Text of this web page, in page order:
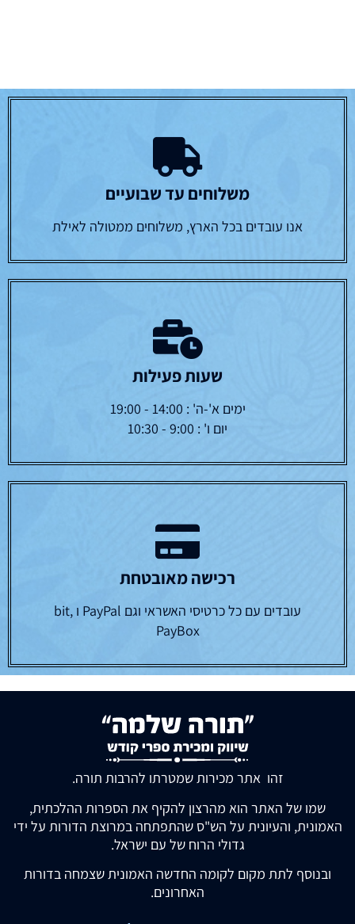
משלוחים עד שבועיים
אנו עובדים בכל הארץ, משלוחים ממטולה לאילת
שעות פעילות
ימים א'-ה' : 14:00 - 19:00
יום ו' : 9:00 - 10:30
רכישה מאובטחת
עובדים עם כל כרטיסי האשראי וגם PayPal ו bit,
PayBox
זהו אתר מכירות שמטרתו להרבות תורה.
שמו של האתר הוא מהרצון להקיף את הספרות ההלכתית,
האמונית, והעיונית על הש"ס שהתפתחה במרוצת הדורות על ידי
גדולי הרוח של עם ישראל.
ובנוסף לתת מקום לקומה החדשה האמונית שצמחה בדורות
האחרונים.